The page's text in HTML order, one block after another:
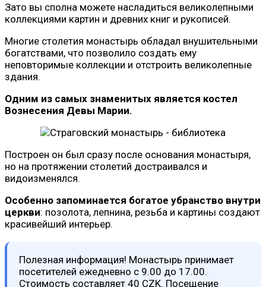
Зато вы сполна можете насладиться великолепными
коллекциями картин и древних книг и рукописей.
Многие столетия монастырь обладал внушительными
богатствами, что позволило создать ему
неповторимые коллекции и отстроить великолепные
здания.
Одним из самых знаменитых является костел
Вознесения Девы Марии.
Построен он был сразу после основания монастыря,
но на протяжении столетий достраивался и
видоизменялся.
Особенно запоминается богатое убранство внутри
церкви: позолота, лепнина, резьба и картины создают
красивейший интерьер.
Полезная информация! Монастырь принимает
посетителей ежедневно с 9.00 до 17.00.
Стоимость составляет 40 CZK. Посещение